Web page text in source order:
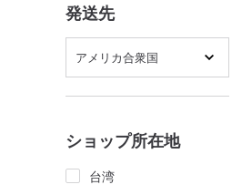
発送先
アメリカ合衆国
ショップ所在地
台湾